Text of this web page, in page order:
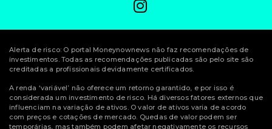
Alerta de risco: O portal Moneynownews não faz recomendações de
investimentos. Todas as recomendações publicadas são pelo site são
creditadas a profissionais devidamente certificados.
A renda ‘variável’ não oferece um retorno garantido, e por isso é
considerada um investimento de risco. Há diversos fatores externos que
influenciam na variação de ativos. O valor de ativos varia de acordo
com preços e cotações de mercado. Quedas de valor podem ser
temporárias, mas também podem afetar negativamente os recursos